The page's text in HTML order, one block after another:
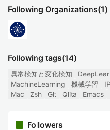
Following Organizations(1)
Following tags(14)
異常検知と変化検知
MachineLearning
機械学習
Mac
Zsh Git Qiita Emacs
Followers